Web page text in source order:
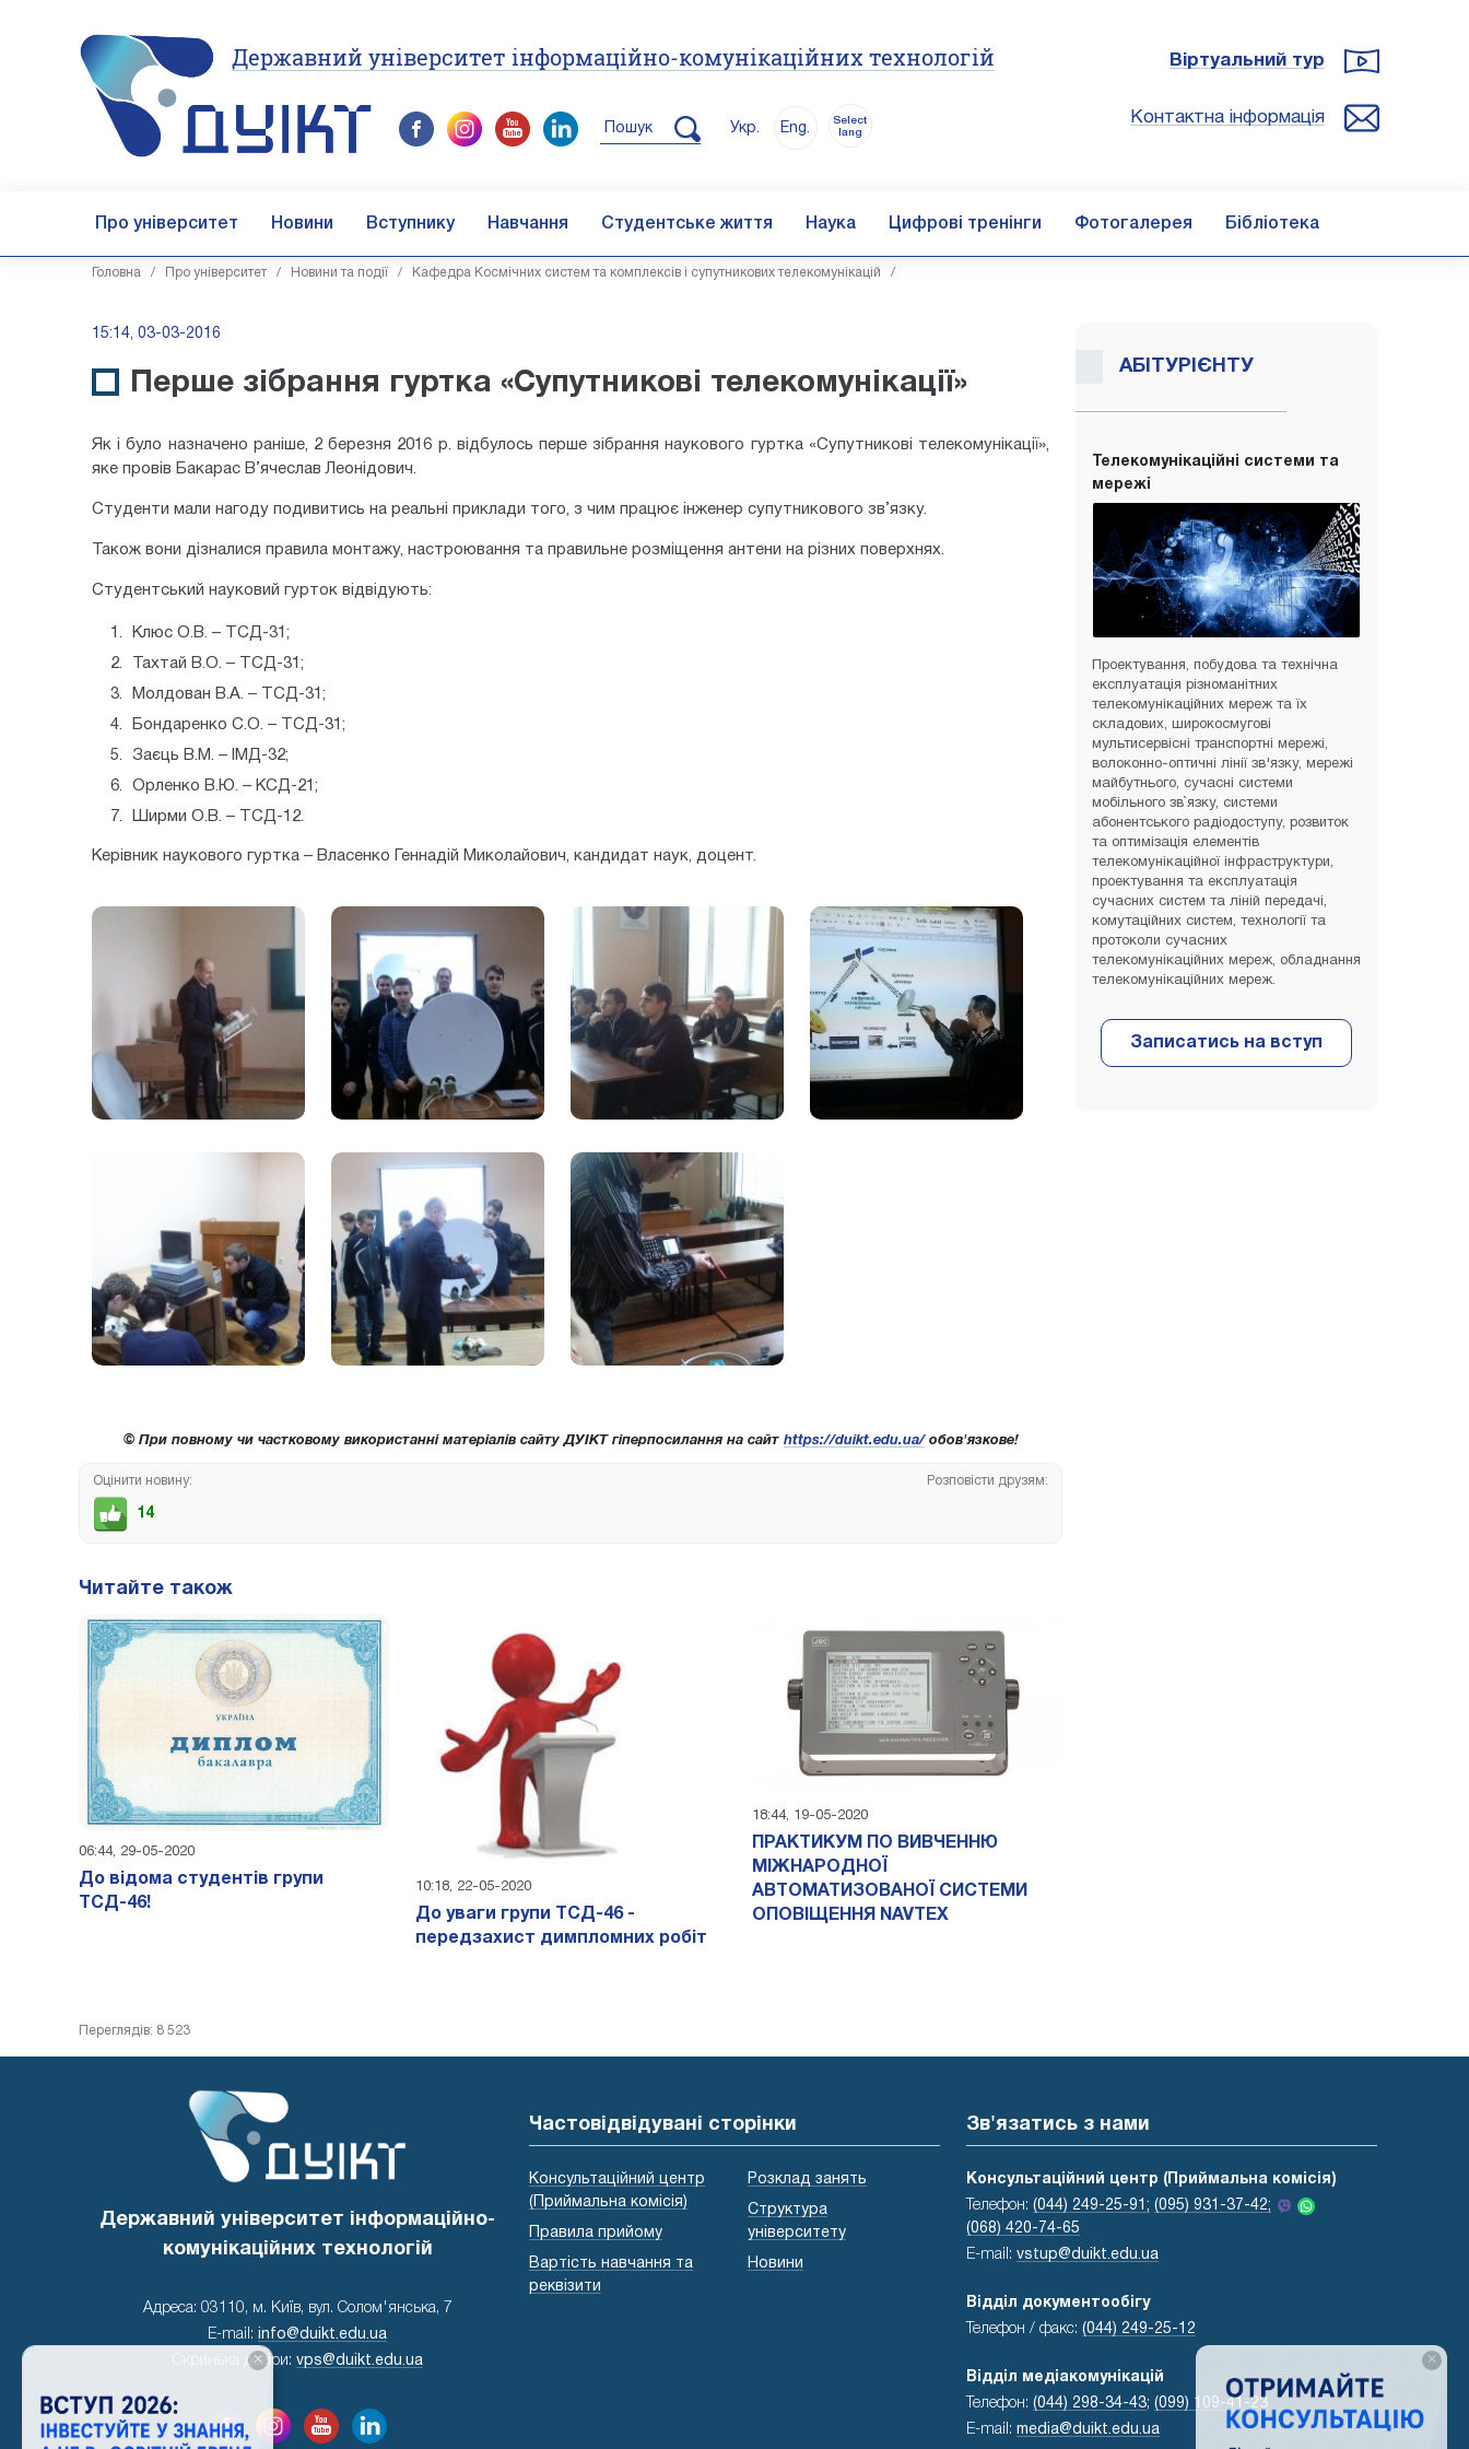
Державний університет інформаційно-комунікаційних технологій
Пошук Укр. Eng.
Select
lang
Віртуальний тур
Контактна інформація
Про університет Новини Вступнику Навчання Студентське життя Наука Цифрові тренінги Фотогалерея Бібліотека
Головна / Про університет/ Новини та події / Кафедра Космічних систем та комплексів і супутникових телекомунікацій /
15:14, 03-03-2016
Перше зібрання гуртка «Супутникові телекомунікації»
Як і було назначено раніше, 2 березня 2016 р. відбулось перше зібрання наукового гуртка «Супутникові телекомунікації»,
яке провів Бакарас В’ячеслав Леонідович.
Студенти мали нагоду подивитись на реальні приклади того, з чим працює інженер супутникового зв’язку.
Також вони дізналися правила монтажу, настроювання та правильне розміщення антени на різних поверхнях.
Студентський науковий гурток відвідують:
Клюс О.В. – ТСД-31;
Тахтай В.О. – ТСД-31;
Молдован В.А. – ТСД-31;
Бондаренко С.О. – ТСД-31;
Заєць В.М. – ІМД-32;
Орленко В.Ю. – КСД-21;
Ширми О.В. – ТСД-12.
Керівник наукового гуртка – Власенко Геннадій Миколайович, кандидат наук, доцент.
© При повному чи частковому використанні матеріалів сайту ДУІКТ гіперпосилання на сайт https://duikt.edu.ua/обов'язкове!
Оцінити новину:
14
Розповісти друзям:
Читайте також
06:44, 29-05-2020
До відома студентів групи
ТСД-46!
10:18, 22-05-2020
До уваги групи ТСД-46 -
передзахист димпломних робіт
18:44, 19-05-2020
ПРАКТИКУМ ПО ВИВЧЕННЮ
МІЖНАРОДНОЇ
АВТОМАТИЗОВАНОЇ СИСТЕМИ
ОПОВІЩЕННЯ NAVTEX
АБІТУРІЄНТУ
Телекомунікаційні системи та
мережі
Проектування, побудова та технічна
експлуатація різноманітних
телекомунікаційних мереж та їх
складових, широкосмугові
мультисервісні транспортні мережі,
волоконно-оптичні лінії зв'язку, мережі
майбутнього, сучасні системи
мобільного зв`язку, системи
абонентського радіодоступу, розвиток
та оптимізація елементів
телекомунікаційної інфраструктури,
проектування та експлуатація
сучасних систем та ліній передачі,
комутаційних систем, технології та
протоколи сучасних
телекомунікаційних мереж, обладнання
телекомунікаційних мереж.
Переглядів: 8 523
Державний університет інформаційно-
комунікаційних технологій
Адреса: 03110, м. Київ, вул. Солом'янська, 7
E-mail: info@duikt.edu.ua
Скринька довіри: vps@duikt.edu.ua
Частовідвідувані сторінки
Консультаційний центр
(Приймальна комісія)
Правила прийому
Вартість навчання та
реквізити
Розклад занять
Структура
університету
Новини
Зв'язатись з нами
Консультаційний центр (Приймальна комісія)
Телефон: (044) 249-25-91; (095) 931-37-42;
(068) 420-74-65
E-mail: vstup@duikt.edu.ua
Відділ документообігу
Телефон / факс: (044) 249-25-12
Відділ медіакомунікацій
Телефон: (044) 298-34-43; (099) 109-41-23
E-mail: media@duikt.edu.ua
×
×